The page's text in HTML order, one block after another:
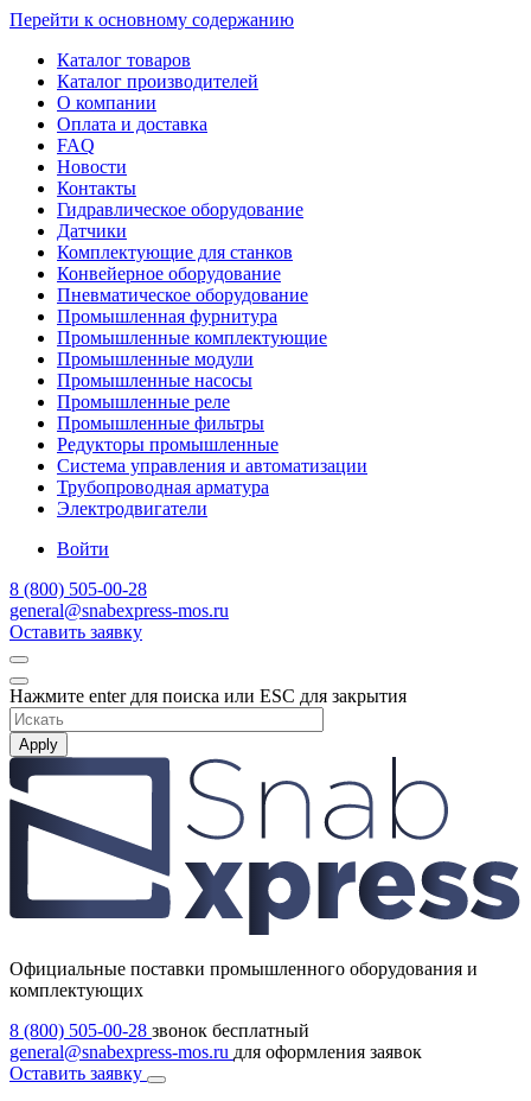
Перейти к основному содержанию
Каталог товаров
Каталог производителей
О компании
Оплата и доставка
FAQ
Новости
Контакты
Гидравлическое оборудование
Датчики
Комплектующие для станков
Конвейерное оборудование
Пневматическое оборудование
Промышленная фурнитура
Промышленные комплектующие
Промышленные модули
Промышленные насосы
Промышленные реле
Промышленные фильтры
Редукторы промышленные
Система управления и автоматизации
Трубопроводная арматура
Электродвигатели
Войти
8 (800) 505-00-28
general@snabexpress-mos.ru
Оставить заявку
Нажмите enter для поиска или ESC для закрытия
Apply
Официальные поставки промышленного оборудования и
комплектующих
8 (800) 505-00-28 звонок бесплатный
general@snabexpress-mos.ru для оформления заявок
Оставить заявку